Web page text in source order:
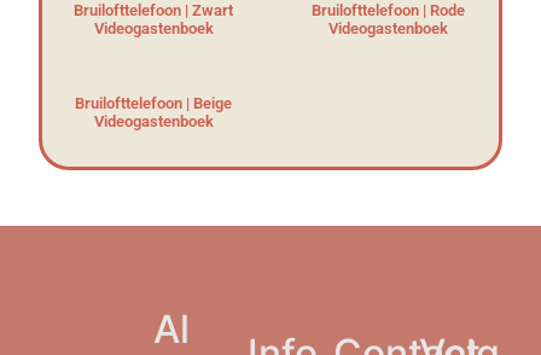
Bruilofttelefoon | Zwart
Videogastenboek
Bruilofttelefoon | Rode
Videogastenboek
Bruilofttelefoon | Beige
Videogastenboek
Al